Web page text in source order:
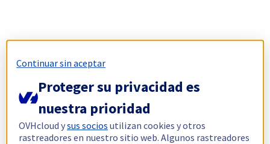
Continuar sin aceptar
Proteger su privacidad es
nuestra prioridad
OVHcloud ysus socios utilizan cookies y otros
rastreadores en nuestro sitio web. Algunos rastreadores